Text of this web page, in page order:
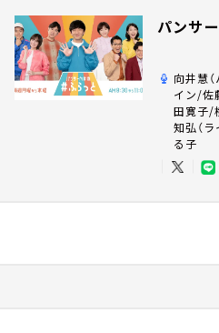
パンサ
向井慧
イン/佐
田寛子/
知弘（
る子